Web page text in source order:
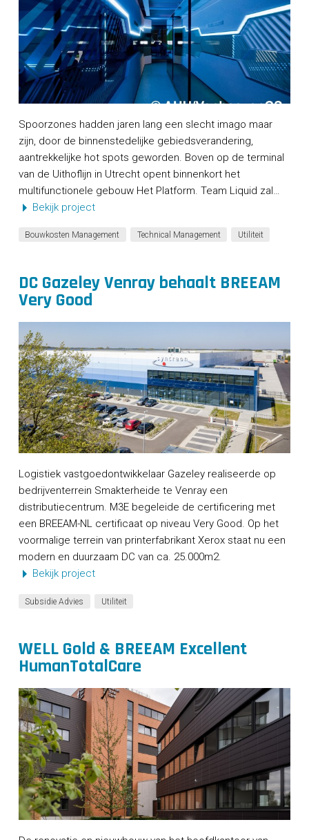
Spoorzones hadden jaren lang een slecht imago maar
zijn, door de binnenstedelijke gebiedsverandering,
aantrekkelijke hot spots geworden. Boven op de terminal
van de Uithoflijn in Utrecht opent binnenkort het
multifunctionele gebouw Het Platform. Team Liquid zal…
Bekijk project
Bouwkosten Management Technical Management Utiliteit
DC Gazeley Venray behaalt BREEAM
Very Good
Logistiek vastgoedontwikkelaar Gazeley realiseerde op
bedrijventerrein Smakterheide te Venray een
distributiecentrum. M3E begeleide de certificering met
een BREEAM-NL certificaat op niveau Very Good. Op het
voormalige terrein van printerfabrikant Xerox staat nu een
modern en duurzaam DC van ca. 25.000m2.
Bekijk project
Subsidie Advies Utiliteit
WELL Gold & BREEAM Excellent
HumanTotalCare